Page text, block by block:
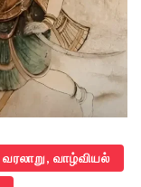
வாழ்வியல்